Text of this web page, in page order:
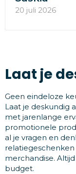
20 juli 2026
Laat je
Geen eindeloze
Laat je deskundig
met jarenlange
promotionele
al je vragen en
merchandise.
budget.